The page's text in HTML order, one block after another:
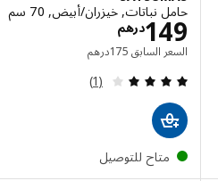
حامل نباتات, خيزران/أبيض, 70 سم
درهم149 الاسعار درهم
السعر السابق درهم 175 السعر السابق درهم 175
مراجعة: 4 من أصل 5 نجوم. إجمالي المراجعات:
(1)
متاح للتوصيل